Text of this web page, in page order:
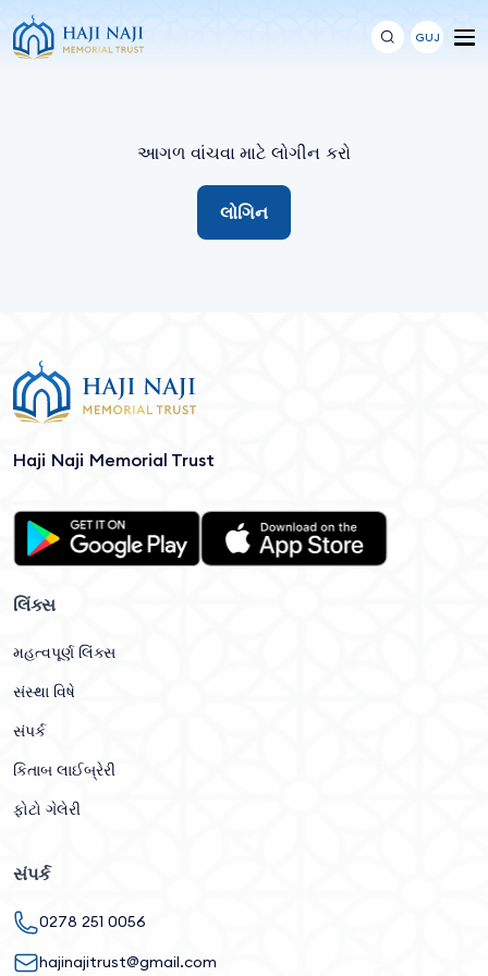
GUJ
આગળ વાંચવા માટે લોગીન કરો
લોગિન
Haji Naji Memorial Trust
લિંક્સ
મહત્વપૂર્ણ લિંક્સ
સંસ્થા વિષે
સંપર્ક
કિતાબ લાઈબ્રેરી
ફોટો ગેલેરી
સંપર્ક
0278 251 0056
hajinajitrust@gmail.com